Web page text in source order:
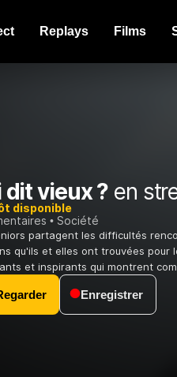
Replays Films
dit vieux ? en
disponible
Société
partagent les difficultés
qu'ils et elles ont trouvées pour
et inspirants qui montrent
Enregistrer